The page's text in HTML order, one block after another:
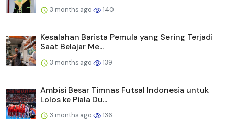
3 months ago 140
Kesalahan Barista Pemula yang Sering Terjadi
Saat Belajar Me...
3 months ago 139
Ambisi Besar Timnas Futsal Indonesia untuk
Lolos ke Piala Du...
3 months ago 136